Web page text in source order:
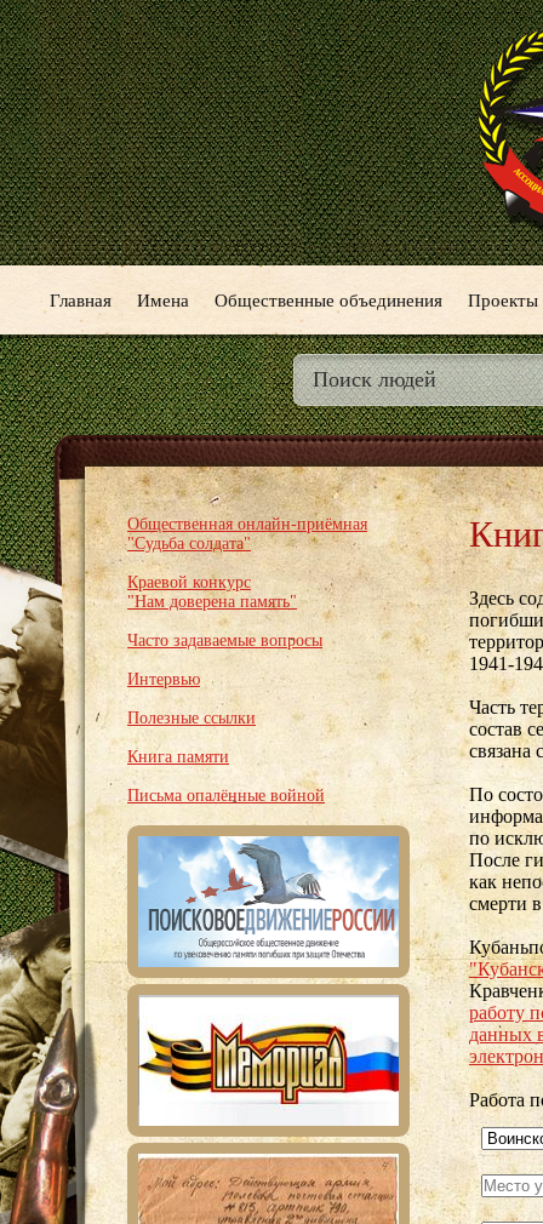
Главная Имена Общественные объединения Проекты
Общественная онлайн-приёмная
"Судьба солдата"
Краевой конкурс
"Нам доверена память"
Часто задаваемые вопросы
Интервью
Полезные ссылки
Книга памяти
Письма опалённые войной
Здесь
1941-
Часть
состав
связана
По
по
После
как
смерти
работу
данных
Работа